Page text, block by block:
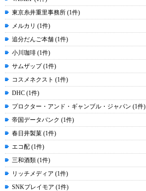
東京糸井重里事務所 (1件)
メルカリ (1件)
追分だんご本舗 (1件)
小川珈琲 (1件)
サムザップ (1件)
コスメネクスト (1件)
DHC (1件)
プロクター・アンド・ギャンブル・ジャパン (1件)
帝国データバンク (1件)
春日井製菓 (1件)
エコ配 (1件)
三和酒類 (1件)
リッチメディア (1件)
SNKプレイモア (1件)